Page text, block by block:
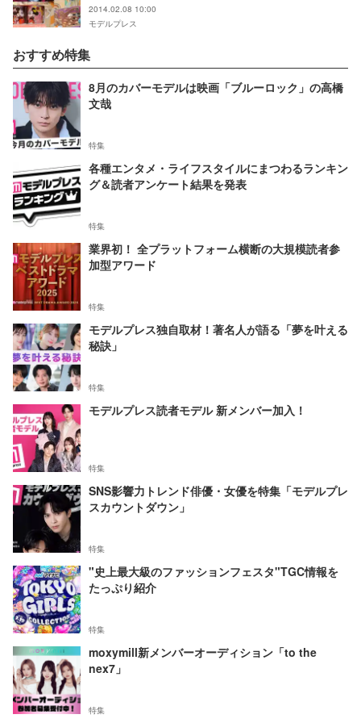
2014.02.08 10:00
モデルプレス
おすすめ特集
8月のカバーモデルは映画「ブルーロック」の高橋
文哉
特集
各種エンタメ・ライフスタイルにまつわるランキン
グ＆読者アンケート結果を発表
特集
業界初！ 全プラットフォーム横断の大規模読者参
加型アワード
特集
モデルプレス独自取材！著名人が語る「夢を叶える
秘訣」
特集
モデルプレス読者モデル 新メンバー加入！
特集
SNS影響力トレンド俳優・女優を特集「モデルプレ
スカウントダウン」
特集
"史上最大級のファッションフェスタ"TGC情報を
たっぷり紹介
特集
moxymill新メンバーオーディション「to the
nex7」
特集